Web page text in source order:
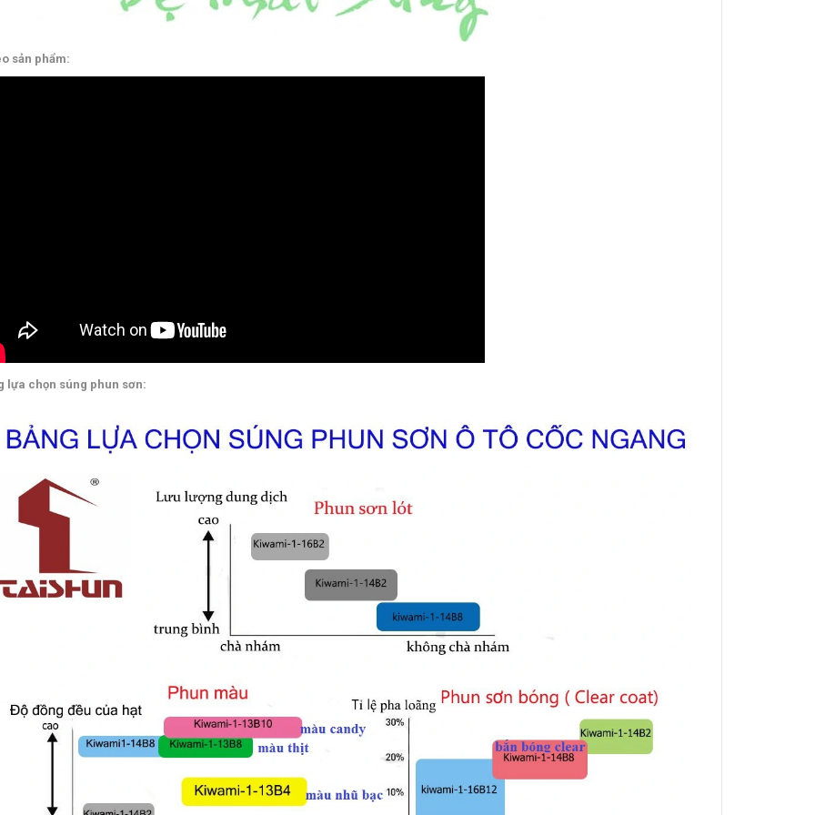
sản phẩm:
lựa chọn súng phun sơn: